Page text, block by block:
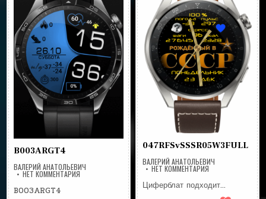
047RFSvSSSR05W3FULL
ВАЛЕРИЙ АНАТОЛЬЕВИЧ
НЕТ КОММЕНТАРИЯНА
Циферблат подходит…
B003ARGT4
ВАЛЕРИЙ АНАТОЛЬЕВИЧ
НЕТ КОММЕНТАРИЯНА
B003ARGT4